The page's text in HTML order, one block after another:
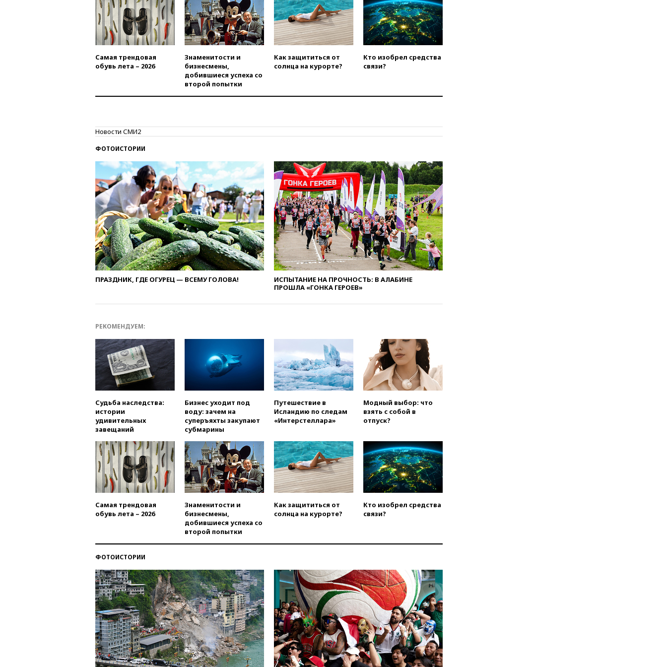
во время сплава
вчера, 23:30Жителя Нижнего
Тагила арестовали за реакции
в Теlegram
вчера, 22:50 Российский
режиссер Кирилл Соколов
к мораторию на удары по
президентом республики
вчера, 20:58Финляндия
введет экзамен для
претендентов на получение
гражданства
вчера, 20:12Минобороны
Болгарии: упавший в стране
беспилотник, скорее всего,
был украинским
вчера, 19:29ОАЭ обвинили
Иран в атаке на судно
нефтяной компании ADNOC в
Ормузе
ТАСС: Уиткофф и
Кушнер могут вскоре посетить
Москву и Киев
вчера, 17:43«Тиса» выдвинула
экс-председателя Верховного
Венгрии
вчера, 16:50Politico: «Газовая
вчера, 16:16Беспилотник
взорвался вблизи
газопровода в Болгарии
вчера, 15:25При атаке БПЛА в
Белгородской области погиб
мирный житель
вчера, 14:54 В Аргентине умер
Черном море
вчера, 14:20Генпрокурором
США стал Тодд Бланш
вчера, 13:37 Пляжи
Геленджика закрыты из-за
опасности БПЛА
вчера, 13:03Испания ввела
погранконтроль для
итальянских туристов
Самая трендовая
обувь лета – 2026
Знаменитости и
бизнесмены,
добившиеся успеха со
второй попытки
Как защититься от
солнца на курорте?
Кто изобрел средства
связи?
Новости СМИ2
ФОТОИСТОРИИ
ПРАЗДНИК, ГДЕ ОГУРЕЦ — ВСЕМУ ГОЛОВА!
ИСПЫТАНИЕ НА ПРОЧНОСТЬ: В АЛАБИНЕ
ПРОШЛА «ГОНКА ГЕРОЕВ»
РЕКОМЕНДУЕМ:
Судьба наследства:
истории
удивительных
завещаний
Бизнес уходит под
воду: зачем на
суперъяхты закупают
субмарины
Путешествие в
Исландию по следам
«Интерстеллара»
Модный выбор: что
взять с собой в
отпуск?
Самая трендовая
обувь лета – 2026
Знаменитости и
бизнесмены,
добившиеся успеха со
второй попытки
Как защититься от
солнца на курорте?
Кто изобрел средства
связи?
ФОТОИСТОРИИ